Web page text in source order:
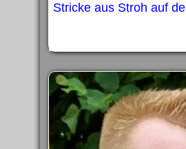
Stricke aus Stroh auf